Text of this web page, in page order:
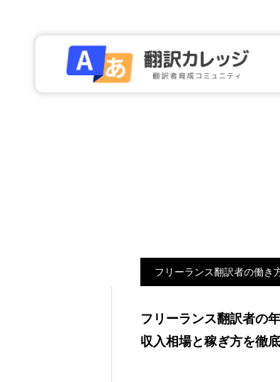
フリーランス翻訳者の働き
フリーランス翻訳者の
収入相場と稼ぎ方を徹